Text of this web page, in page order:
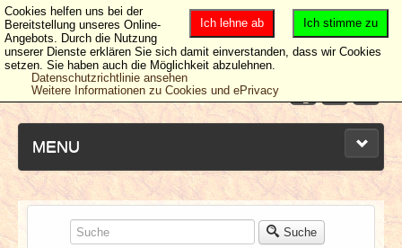
MENU
NEUESTE ARTIKEL
Suche
Ich stimme zu
Ich lehne ab
Cookies helfen uns bei der
Bereitstellung unseres Online-
Angebots. Durch die Nutzung
unserer Dienste erklären Sie sich damit einverstanden, dass wir Cookies
setzen. Sie haben auch die Möglichkeit abzulehnen.
Datenschutzrichtlinie ansehen
Weitere Informationen zu Cookies und ePrivacy